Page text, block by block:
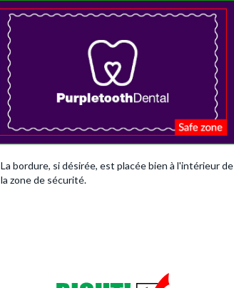
La bordure, si désirée, est placée bien à l'intérieur de
la zone de sécurité.